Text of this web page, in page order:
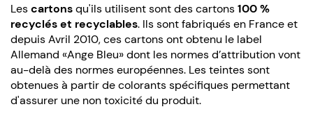
Lescartonsqu'ils utilisent sont des cartons100 %
recyclés et recyclables. Ils sont fabriqués en France et
depuis Avril 2010, ces cartons ont obtenu le label
Allemand «Ange Bleu» dont les normes d’attribution vont
au-delà des normes européennes. Les teintes sont
obtenues à partir de colorants spécifiques permettant
d'assurer une non toxicité du produit.